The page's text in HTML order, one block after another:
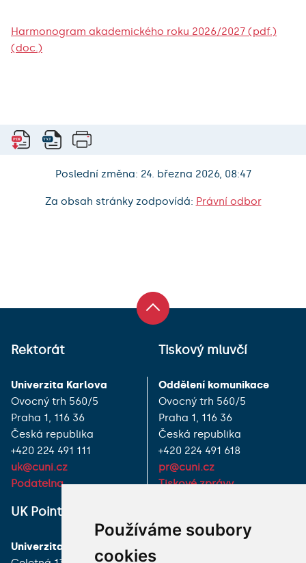
Používáme soubory
cookies
Harmonogram akademického roku 2026/2027 (pdf.)
(doc.)
Poslední změna: 24. března 2026, 08:47
Za obsah stránky zodpovídá: Právní odbor
Rektorát
Univerzita Karlova
Ovocný trh 560/5
Praha 1, 116 36
Česká republika
+420 224 491 111
uk@cuni.cz
Podatelna
Tiskový mluvčí
Oddělení komunikace
Ovocný trh 560/5
Praha 1, 116 36
Česká republika
+420 224 491 618
pr@cuni.cz
Tiskové zprávy
UK Point
Univerzita Karlova